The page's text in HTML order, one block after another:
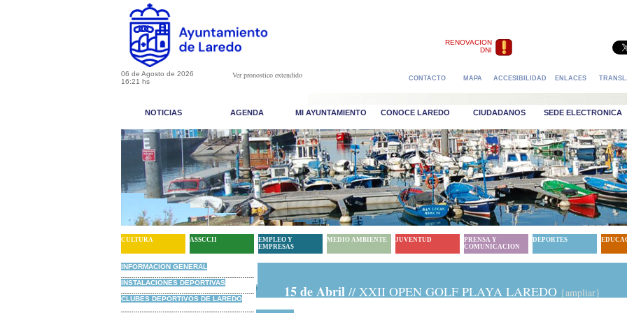
RENOVACION
DNI
06 de Agosto de 2026
16:21 hs
Ver pronostico extendido CONTACTO MAPA ACCESIBILIDAD ENLACES
NOTICIAS AGENDA MI AYUNTAMIENTO CONOCE LAREDO CIUDADANOS SEDE ELECTRONICA
CULTURA ASSCCII
EMPLEO Y
EMPRESAS
MEDIO AMBIENTE JUVENTUD
PRENSA Y
COMUNICACION
DEPORTES
INFORMACION GENERAL
INSTALACIONES DEPORTIVAS
CLUBES DEPORTIVOS DE LAREDO
LAREDO PATINAJE...{ampliar} 15 de Abril // XXII OPEN GOLF PLAYA LAREDO {ampliar}